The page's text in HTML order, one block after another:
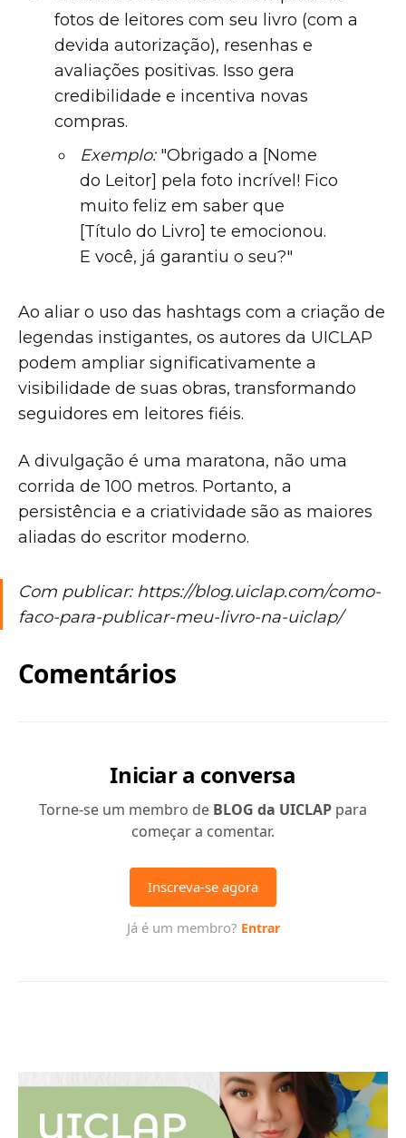
fotos de leitores com seu livro (com a
devida autorização), resenhas e
avaliações positivas. Isso gera
credibilidade e incentiva novas
compras.
Exemplo:"Obrigado a [Nome
do Leitor] pela foto incrível! Fico
muito feliz em saber que
[Título do Livro] te emocionou.
E você, já garantiu o seu?"
Ao aliar o uso das hashtags com a criação de
legendas instigantes, os autores da UICLAP
podem ampliar significativamente a
visibilidade de suas obras, transformando
seguidores em leitores fiéis.
A divulgação é uma maratona, não uma
corrida de 100 metros. Portanto, a
persistência e a criatividade são as maiores
aliadas do escritor moderno.
Com publicar: https://blog.uiclap.com/como-
faco-para-publicar-meu-livro-na-uiclap/